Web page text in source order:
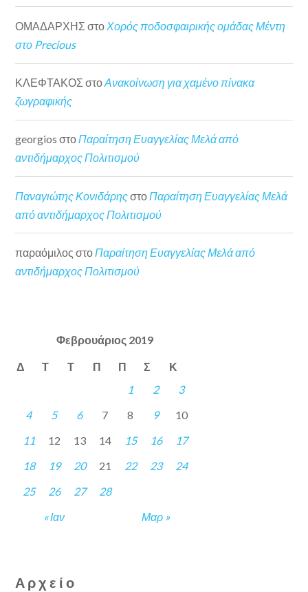
ΟΜΑΔΑΡΧΗΣ στοΧορός ποδοσφαιρικής ομάδας Μέντη
στο Precious
ΚΛΕΦΤΑΚΟΣ στοΑνακοίνωση για χαμένο πίνακα
ζωγραφικής
georgios στοΠαραίτηση Ευαγγελίας Μελά από
αντιδήμαρχος Πολιτισμού
Παναγιώτης Κονιδάρηςστο Παραίτηση Ευαγγελίας Μελά
από αντιδήμαρχος Πολιτισμού
παραόμιλος στο Παραίτηση Ευαγγελίας Μελά από
αντιδήμαρχος Πολιτισμού
Φεβρουάριος 2019
Δ Τ Τ Π Π Σ Κ
« Ιαν Μαρ »
1 2
3
4
5 6 7 8 9
10
11
12 13 14 15 16
17
18
19 20 21 22 23
24
25
26 27 28
Αρχείο